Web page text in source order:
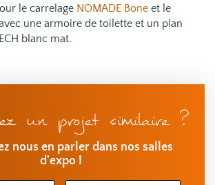
le carrelage NOMADE Bone et le
une armoire de toilette et un plan
blanc mat.
un projet similaire ?
nous en parler dans nos salles
d'expo !